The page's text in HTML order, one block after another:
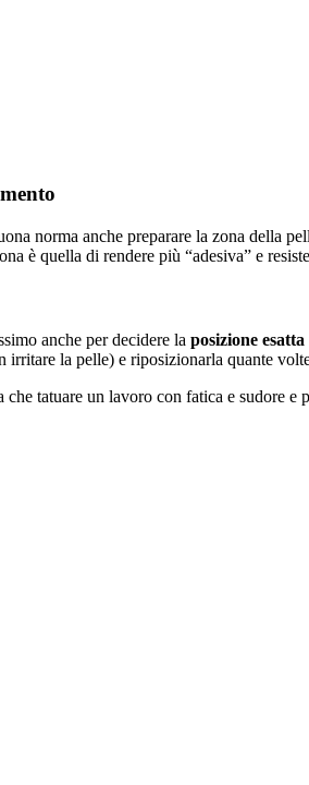
norma anche preparare la zona della
è quella di rendere più “adesiva” e
anche per decidere la posizione esatta
irritare la pelle) e riposizionarla quante
tatuare un lavoro con fatica e sudore e